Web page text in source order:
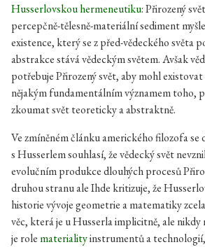
Husserlovskou hermeneutiku: Přirozený
percepčně-tělesně-materiální sediment
existence, který se z před-vědeckého světa
abstrakce stává vědeckým světem. Avšak
potřebuje Přirozený svět, aby mohl
nějakým fundamentálním významem toho,
zkoumat svět teoreticky a abstraktně.
Ve zmíněném článku amerického filozofa se
s Husserlem souhlasí, že vědecký svět
evolučním produkce dlouhých procesů
druhou stranu ale Ihde kritizuje, že
historie vývoje geometrie a matematiky
věc, která je u Husserla implicitně, ale nikdy
je role materialityinstrumentů a